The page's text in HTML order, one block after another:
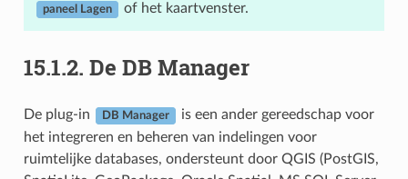
paneel Lagen of het kaartvenster.
15.1.2. De DB Manager
De plug-in DB Manager
is een ander gereedschap voor
het integreren en beheren van indelingen voor
ruimtelijke databases, ondersteunt door QGIS (PostGIS,